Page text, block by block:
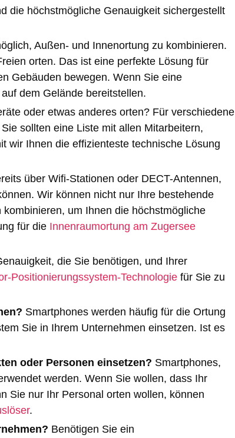
die höchstmögliche Genauigkeit sichergestellt
Außen- und Innenortung zu kombinieren.
orten. Das ist eine perfekte Lösung für
Gebäuden bewegen. Wenn Sie eine
dem Gelände bereitstellen.
oder etwas anderes orten? Für verschiedene
sollten eine Liste mit allen Mitarbeitern,
wir Ihnen die effizienteste technische Lösung
über Wifi-Stationen oder DECT-Antennen,
Wir können nicht nur Ihre bestehende
um Ihnen die höchstmögliche
für die Innenraumortung am Zugersee
die Sie benötigen, und Ihrer
Positionierungssystem-Technologie für Sie zu
Smartphones werden häufig für die Ortung
Sie in Ihrem Unternehmen einsetzen. Ist es
oder Personen einsetzen? Smartphones,
werden. Wenn Sie wollen, dass Ihr
Sie nur Ihr Personal orten wollen, können
.
Benötigen Sie ein